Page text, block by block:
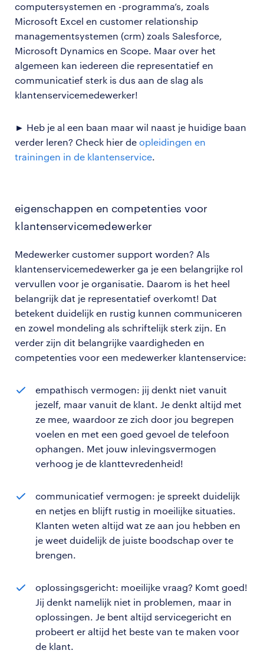
computersystemen en -programma’s, zoals
Microsoft Excel en customer relationship
managementsystemen (crm) zoals Salesforce,
Microsoft Dynamics en Scope. Maar over het
algemeen kan iedereen die representatief en
communicatief sterk is dus aan de slag als
klantenservicemedewerker!
► Heb je al een baan maar wil naast je huidige baan
verder leren? Check hier de opleidingen en
trainingen in de klantenservice.
eigenschappen en competenties voor
klantenservicemedewerker
Medewerker customer support worden? Als
klantenservicemedewerker ga je een belangrijke rol
vervullen voor je organisatie. Daarom is het heel
belangrijk dat je representatief overkomt! Dat
betekent duidelijk en rustig kunnen communiceren
en zowel mondeling als schriftelijk sterk zijn. En
verder zijn dit belangrijke vaardigheden en
competenties voor een medewerker klantenservice:
empathisch vermogen: jij denkt niet vanuit
jezelf, maar vanuit de klant. Je denkt altijd met
ze mee, waardoor ze zich door jou begrepen
voelen en met een goed gevoel de telefoon
ophangen. Met jouw inlevingsvermogen
verhoog je de klanttevredenheid!
communicatief vermogen: je spreekt duidelijk
en netjes en blijft rustig in moeilijke situaties.
Klanten weten altijd wat ze aan jou hebben en
je weet duidelijk de juiste boodschap over te
brengen.
oplossingsgericht: moeilijke vraag? Komt goed!
Jij denkt namelijk niet in problemen, maar in
oplossingen. Je bent altijd servicegericht en
probeert er altijd het beste van te maken voor
de klant.